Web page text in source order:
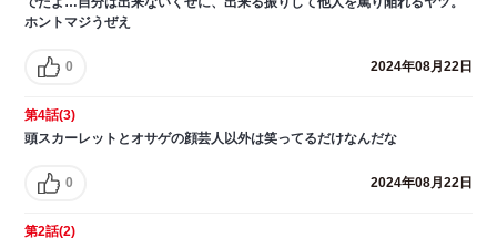
ホントマジうぜえ
0 2024年08月22日
第4話(3)
頭スカーレットとオサゲの顔芸人以外は笑ってるだけなんだな
0 2024年08月22日
第2話(2)